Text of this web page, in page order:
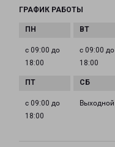
ГРАФИК РАБОТЫ
с 09:00 до
18:00
с 09:00 до
18:00
с 09:00 до
18:00
Выходной